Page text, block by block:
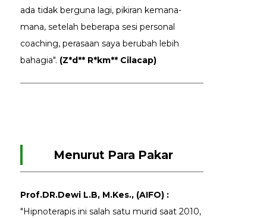
ada tidak berguna lagi, pikiran kemana-
mana, setelah beberapa sesi personal
coaching, perasaan saya berubah lebih
bahagia". (Z*d** R*km** Cilacap)
Menurut Para Pakar
Prof.DR.Dewi L.B, M.Kes., (AIFO) :
"Hipnoterapis ini salah satu murid saat 2010,